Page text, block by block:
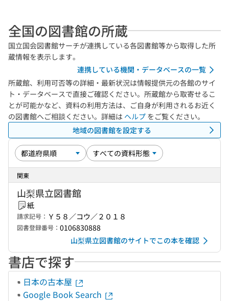
全国の図書館の所蔵
国立国会図書館サーチが連携している各図書館等から取得した所
蔵情報を表示します。
連携している機関・データベースの一覧
所蔵館、利用可否等の詳細・最新状況は情報提供元の各館のサイ
ト・データベースで直接ご確認ください。所蔵館から取寄せるこ
とが可能かなど、資料の利用方法は、ご自身が利用されるお近く
の図書館へご相談ください。詳細は ヘルプ をご覧ください。
地域の図書館を設定する
関東
山梨県立図書館
紙
請求記号： Ｙ５８／コウ／２０１８
図書登録番号： 0106830888
山梨県立図書館のサイトでこの本を確認
書店で探す
日本の古本屋
Google Book Search